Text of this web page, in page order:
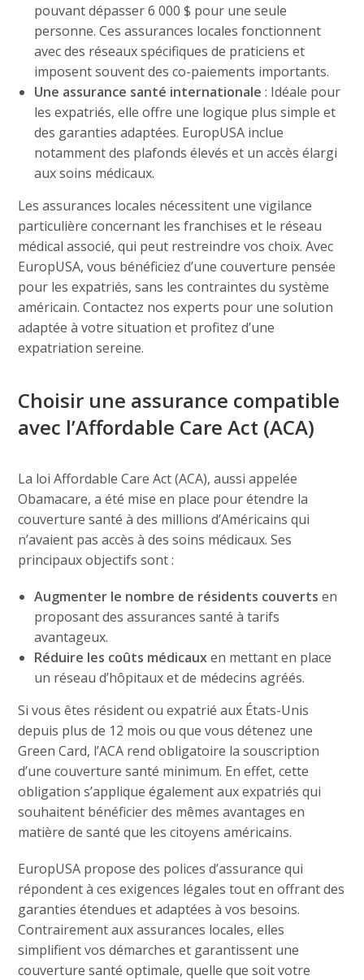
pouvant dépasser 6 000 $ pour une seule
personne. Ces assurances locales fonctionnent
avec des réseaux spécifiques de praticiens et
imposent souvent des co-paiements importants.
Une assurance santé internationale : Idéale pour
les expatriés, elle offre une logique plus simple et
des garanties adaptées. EuropUSA inclue
notamment des plafonds élevés et un accès élargi
aux soins médicaux.
Les assurances locales nécessitent une vigilance
particulière concernant les franchises et le réseau
médical associé, qui peut restreindre vos choix. Avec
EuropUSA, vous bénéficiez d’une couverture pensée
pour les expatriés, sans les contraintes du système
américain. Contactez nos experts pour une solution
adaptée à votre situation et profitez d’une
expatriation sereine.
Choisir une assurance compatible
avec l’Affordable Care Act (ACA)
La loi Affordable Care Act (ACA), aussi appelée
Obamacare, a été mise en place pour étendre la
couverture santé à des millions d’Américains qui
n’avaient pas accès à des soins médicaux. Ses
principaux objectifs sont :
Augmenter le nombre de résidents couverts en
proposant des assurances santé à tarifs
avantageux.
Réduire les coûts médicauxen mettant en place
un réseau d’hôpitaux et de médecins agréés.
Si vous êtes résident ou expatrié aux États-Unis
depuis plus de 12 mois ou que vous détenez une
Green Card, l’ACA rend obligatoire la souscription
d’une couverture santé minimum. En effet, cette
obligation s’applique également aux expatriés qui
souhaitent bénéficier des mêmes avantages en
matière de santé que les citoyens américains.
EuropUSA propose des polices d’assurance qui
répondent à ces exigences légales tout en offrant des
garanties étendues et adaptées à vos besoins.
Contrairement aux assurances locales, elles
simplifient vos démarches et garantissent une
couverture santé optimale, quelle que soit votre